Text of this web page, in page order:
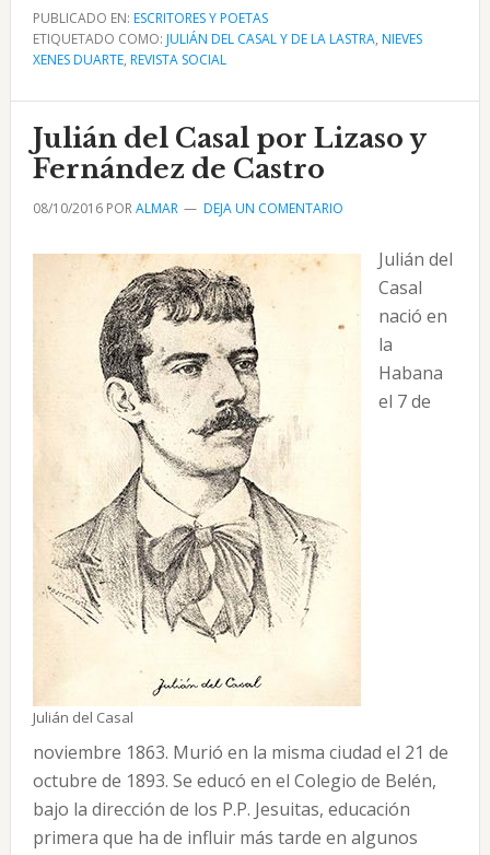
Julián
del
Casal
fragmentos
de
una
correspondencia
PUBLICADO EN: ESCRITORES Y POETAS
ETIQUETADO COMO: JULIÁN DEL CASAL Y DE LA LASTRA, NIEVES
XENES DUARTE, REVISTA SOCIAL
Julián del Casal por Lizaso y
Fernández de Castro
08/10/2016PORALMAR DEJA UN COMENTARIO
Julián del Casal
Julián del
Casal
nació en
la
Habana
el 7 de
noviembre 1863. Murió en la misma ciudad el 21 de
octubre de 1893. Se educó en el Colegio de Belén,
bajo la dirección de los P.P. Jesuitas, educación
primera que ha de influir más tarde en algunos